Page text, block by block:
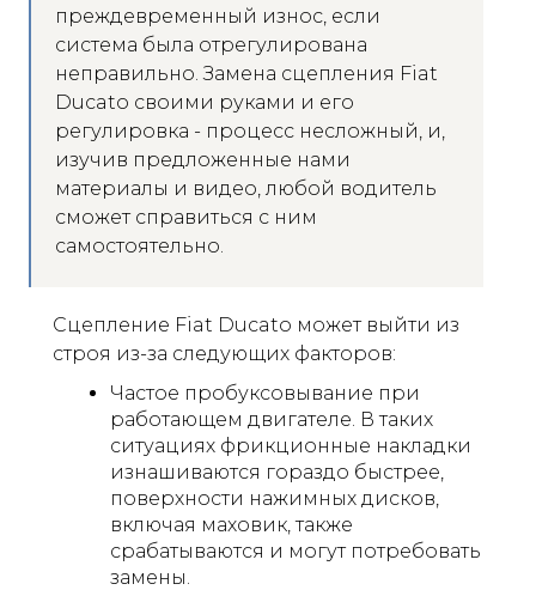
преждевременный износ, если
система была отрегулирована
неправильно. Замена сцепления Fiat
Ducato своими руками и его
регулировка - процесс несложный, и,
изучив предложенные нами
материалы и видео, любой водитель
сможет справиться с ним
самостоятельно.
Сцепление Fiat Ducato может выйти из
строя из-за следующих факторов:
Частое пробуксовывание при
работающем двигателе. В таких
ситуациях фрикционные накладки
изнашиваются гораздо быстрее,
поверхности нажимных дисков,
включая маховик, также
срабатываются и могут потребовать
замены.